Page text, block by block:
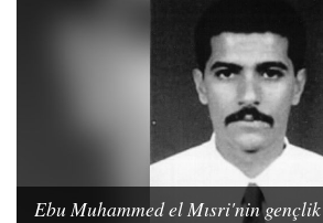
Ebu Muhammed el Mısri'nin